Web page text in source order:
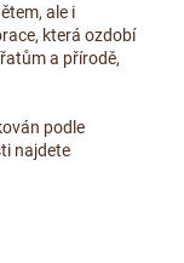
ale i
která ozdobí
a přírodě,
podle
najdete